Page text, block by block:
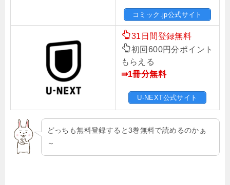
コミック.jp公式サイト
31日間登録無料
初回600円分ポイント
もらえる
⇛1冊分無料
U-NEXT公式サイト
どっちも無料登録すると3巻無料で読めるのかぁ
～